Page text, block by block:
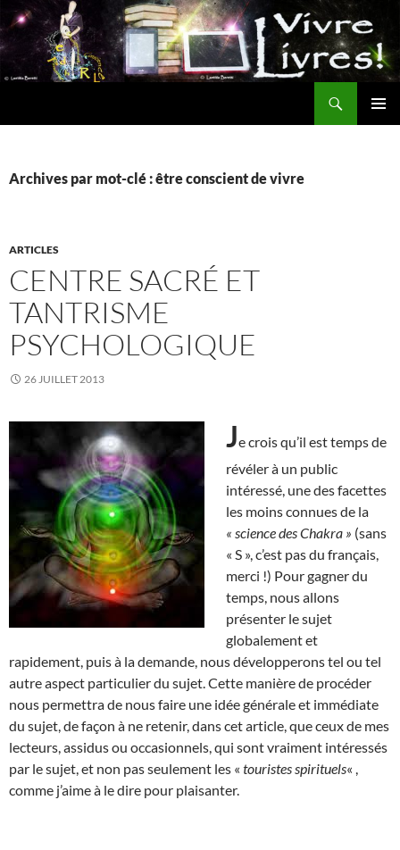
Aller
au
contenu
Archives par mot-clé : être conscient de vivre
ARTICLES
CENTRE SACRÉ ET
TANTRISME
PSYCHOLOGIQUE
26 JUILLET 2013
Je crois qu’il est temps de
révéler à un public
intéressé, une des facettes
les moins connues de la
« science des Chakra » (sans
« S », c’est pas du français,
merci !) Pour gagner du
temps, nous allons
présenter le sujet
globalement et
rapidement, puis à la demande, nous développerons tel ou tel
autre aspect particulier du sujet. Cette manière de procéder
nous permettra de nous faire une idée générale et immédiate
du sujet, de façon à ne retenir, dans cet article, que ceux de mes
lecteurs, assidus ou occasionnels, qui sont vraiment intéressés
par le sujet, et non pas seulement les « touristes spirituels« ,
comme j’aime à le dire pour plaisanter.